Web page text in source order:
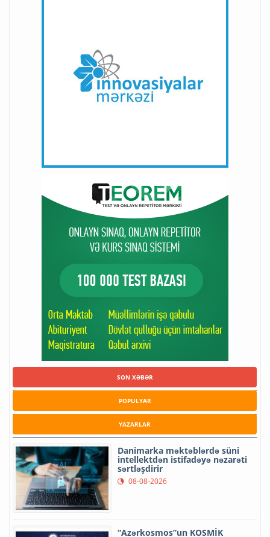
SON XƏBƏR
POPULYAR
YAZARLAR
Danimarka məktəblərdə süni
intellektdən istifadəyə nəzarəti
sərtləşdirir
08-08-2026
“Azərkosmos”un KOSMİK